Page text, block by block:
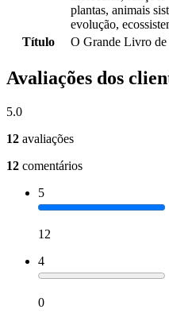
plantas, animais
evolução,
Título
O Grande Livro
Avaliações dos
5.0
12 avaliações
12 comentários
5
12
4
0